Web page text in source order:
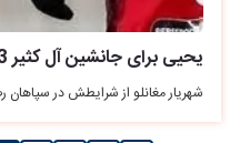
یحیی برای جانشین آل کثیر 3 گزینه رو کرد!
شهریار مغانلو از شرایطش در سپاهان